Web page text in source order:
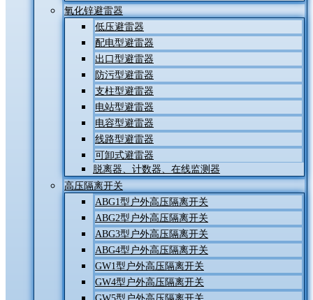
氧化锌避雷器
低压避雷器
配电型避雷器
出口型避雷器
防污型避雷器
支柱型避雷器
电站型避雷器
电容型避雷器
线路型避雷器
可卸式避雷器
脱离器、计数器、在线监测器
高压隔离开关
ABG1型户外高压隔离开关
ABG2型户外高压隔离开关
ABG3型户外高压隔离开关
ABG4型户外高压隔离开关
GW1型户外高压隔离开关
GW4型户外高压隔离开关